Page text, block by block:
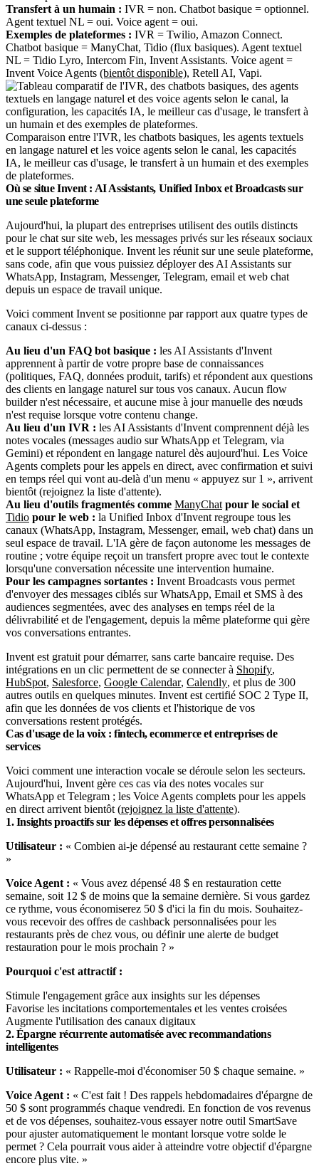
Transfert à un humain : IVR = non. Chatbot basique = optionnel.
Agent textuel NL = oui. Voice agent = oui.
Exemples de plateformes : IVR = Twilio, Amazon Connect.
Chatbot basique = ManyChat, Tidio (flux basiques). Agent textuel
NL = Tidio Lyro, Intercom Fin, Invent Assistants. Voice agent =
Invent Voice Agents (bientôt disponible), Retell AI, Vapi.
Comparaison entre l'IVR, les chatbots basiques, les agents textuels
en langage naturel et les voice agents selon le canal, les capacités
IA, le meilleur cas d'usage, le transfert à un humain et des exemples
de plateformes.
Où se situe Invent : AI Assistants, Unified Inbox et Broadcasts sur
une seule plateforme
Aujourd'hui, la plupart des entreprises utilisent des outils distincts
pour le chat sur site web, les messages privés sur les réseaux sociaux
et le support téléphonique. Invent les réunit sur une seule plateforme,
sans code, afin que vous puissiez déployer des AI Assistants sur
WhatsApp, Instagram, Messenger, Telegram, email et web chat
depuis un espace de travail unique.
Voici comment Invent se positionne par rapport aux quatre types de
canaux ci-dessus :
Au lieu d'un FAQ bot basique : les AI Assistants d'Invent
apprennent à partir de votre propre base de connaissances
(politiques, FAQ, données produit, tarifs) et répondent aux questions
des clients en langage naturel sur tous vos canaux. Aucun flow
builder n'est nécessaire, et aucune mise à jour manuelle des nœuds
n'est requise lorsque votre contenu change.
Au lieu d'un IVR : les AI Assistants d'Invent comprennent déjà les
notes vocales (messages audio sur WhatsApp et Telegram, via
Gemini) et répondent en langage naturel dès aujourd'hui. Les Voice
Agents complets pour les appels en direct, avec confirmation et suivi
en temps réel qui vont au-delà d'un menu « appuyez sur 1 », arrivent
bientôt (rejoignez la liste d'attente).
Au lieu d'outils fragmentés comme ManyChat pour le social et
Tidio pour le web : la Unified Inbox d'Invent regroupe tous les
canaux (WhatsApp, Instagram, Messenger, email, web chat) dans un
seul espace de travail. L'IA gère de façon autonome les messages de
routine ; votre équipe reçoit un transfert propre avec tout le contexte
lorsqu'une conversation nécessite une intervention humaine.
Pour les campagnes sortantes : Invent Broadcasts vous permet
d'envoyer des messages ciblés sur WhatsApp, Email et SMS à des
audiences segmentées, avec des analyses en temps réel de la
délivrabilité et de l'engagement, depuis la même plateforme qui gère
vos conversations entrantes.
Invent est gratuit pour démarrer, sans carte bancaire requise. Des
intégrations en un clic permettent de se connecter à Shopify,
HubSpot, Salesforce, Google Calendar, Calendly, et plus de 300
autres outils en quelques minutes. Invent est certifié SOC 2 Type II,
afin que les données de vos clients et l'historique de vos
conversations restent protégés.
Cas d'usage de la voix : fintech, ecommerce et entreprises de
services
Voici comment une interaction vocale se déroule selon les secteurs.
Aujourd'hui, Invent gère ces cas via des notes vocales sur
WhatsApp et Telegram ; les Voice Agents complets pour les appels
en direct arrivent bientôt (rejoignez la liste d'attente).
1. Insights proactifs sur les dépenses et offres personnalisées
Utilisateur : « Combien ai-je dépensé au restaurant cette semaine ?
»
Voice Agent : « Vous avez dépensé 48 $ en restauration cette
semaine, soit 12 $ de moins que la semaine dernière. Si vous gardez
ce rythme, vous économiserez 50 $ d'ici la fin du mois. Souhaitez-
vous recevoir des offres de cashback personnalisées pour les
restaurants près de chez vous, ou définir une alerte de budget
restauration pour le mois prochain ? »
Pourquoi c'est attractif :
Stimule l'engagement grâce aux insights sur les dépenses
Favorise les incitations comportementales et les ventes croisées
Augmente l'utilisation des canaux digitaux
2. Épargne récurrente automatisée avec recommandations
intelligentes
Utilisateur : « Rappelle-moi d'économiser 50 $ chaque semaine. »
Voice Agent : « C'est fait ! Des rappels hebdomadaires d'épargne de
50 $ sont programmés chaque vendredi. En fonction de vos revenus
et de vos dépenses, souhaitez-vous essayer notre outil SmartSave
pour ajuster automatiquement le montant lorsque votre solde le
permet ? Cela pourrait vous aider à atteindre votre objectif d'épargne
encore plus vite. »